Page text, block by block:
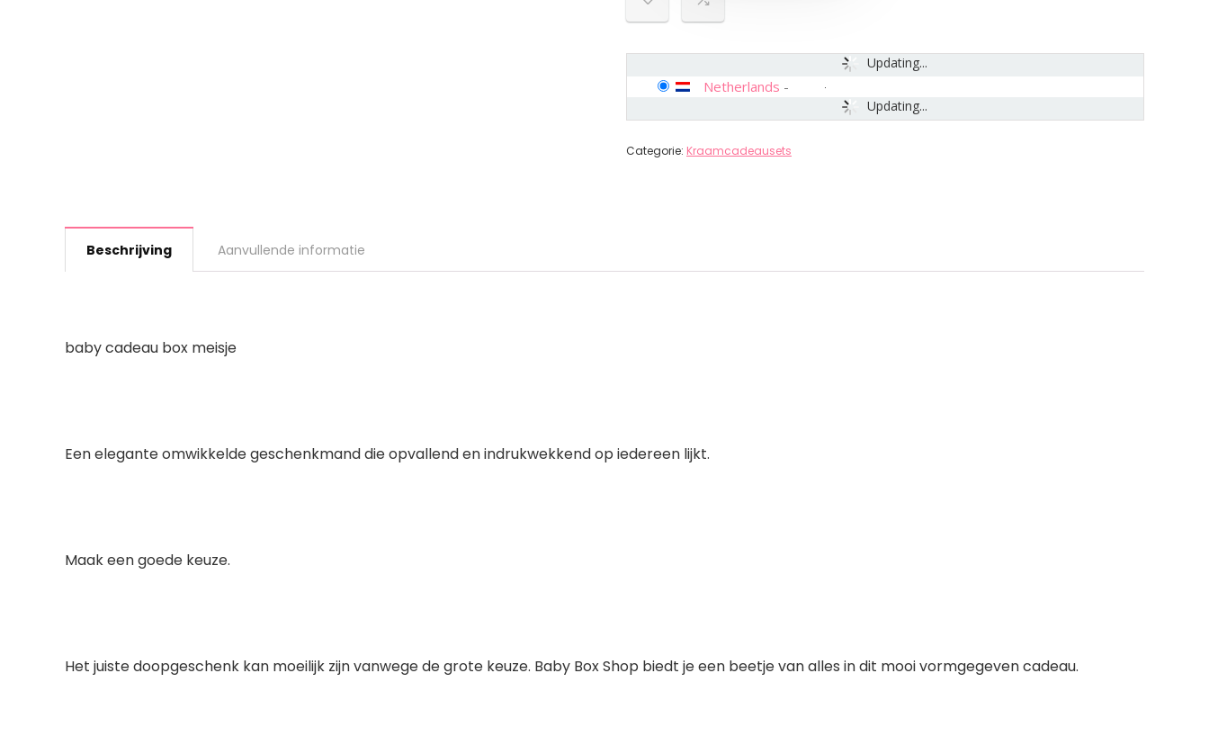
Updating...
Updating...
Netherlands -
Categorie: Kraamcadeausets
Beschrijving Aanvullende informatie
baby cadeau box meisje
Een elegante omwikkelde geschenkmand die opvallend en indrukwekkend op iedereen lijkt.
Maak een goede keuze.
Het juiste doopgeschenk kan moeilijk zijn vanwege de grote keuze. Baby Box Shop biedt je een beetje van alles in dit mooi vormgegeven cadeau.